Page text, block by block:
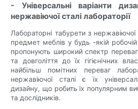
- Універсальні варіанти
нержавіючої сталі лабораторії
Лабораторні табурети з
предмет меблів у будь -якій
пропонують широкий спектр переваг,
та довголіття до їх гігієнічних
найбільш помітних переваг
нержавіючої сталі є їх
дизайну, що робить їх популярним
та дослідників.